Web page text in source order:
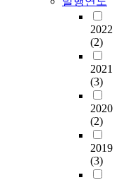
2022
(2)
2021
(3)
2020
(2)
2019
(3)